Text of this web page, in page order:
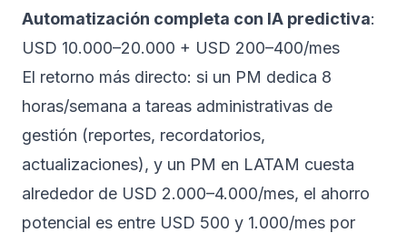
Automatización completa con IA predictiva:
USD 10.000–20.000 + USD 200–400/mes
El retorno más directo: si un PM dedica 8
horas/semana a tareas administrativas de
gestión (reportes, recordatorios,
actualizaciones), y un PM en LATAM cuesta
alrededor de USD 2.000–4.000/mes, el ahorro
potencial es entre USD 500 y 1.000/mes por